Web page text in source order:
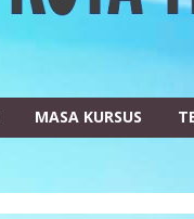
MASA KURSUS